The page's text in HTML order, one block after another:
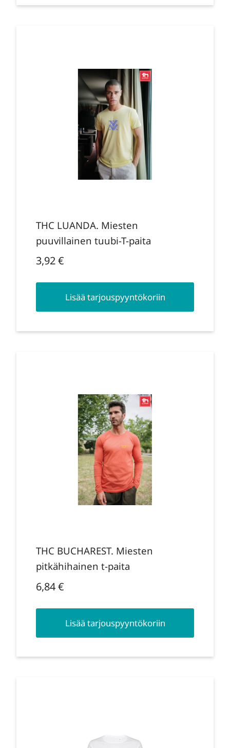
THC LUANDA. Miesten
puuvillainen tuubi-T-paita
3,92€
Lisää tarjouspyyntökoriin
THC BUCHAREST. Miesten
pitkähihainen t-paita
6,84€
Lisää tarjouspyyntökoriin